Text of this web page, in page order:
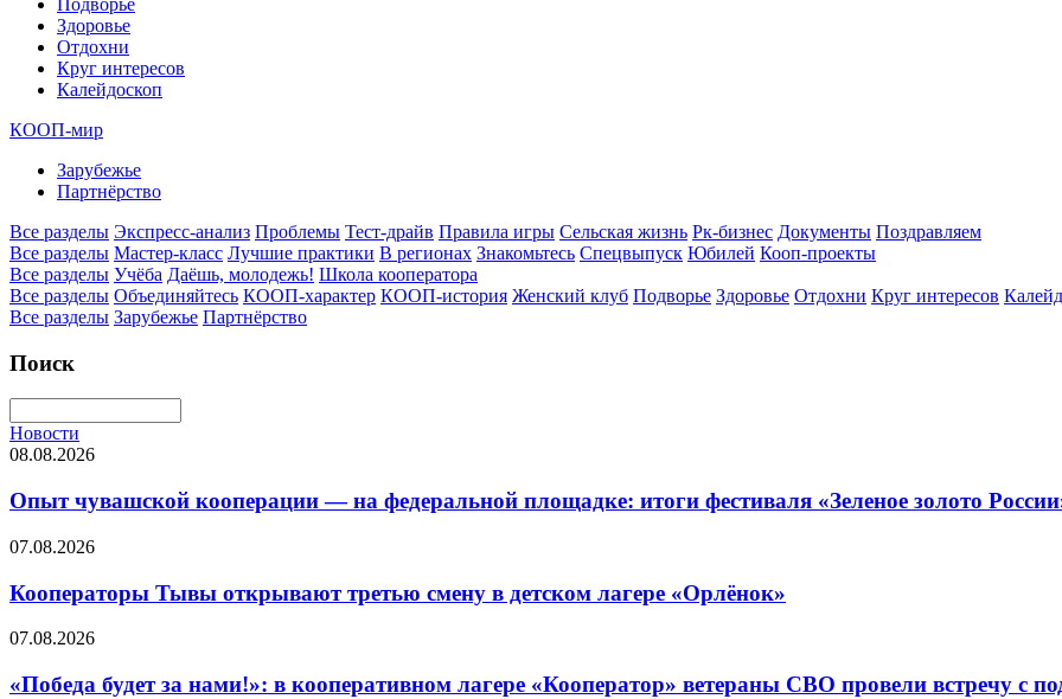
Подворье
Здоровье
Отдохни
Круг интересов
Калейдоскоп
КООП-мир
Зарубежье
Партнёрство
Все разделы Экспресс-анализ Проблемы Тест-драйв Правила игры Сельская жизнь Рк-бизнес Документы Поздравляем
Все разделы Мастер-класс Лучшие практики В регионах Знакомьтесь Спецвыпуск Юбилей Кооп-проекты
Все разделы Учёба Даёшь, молодежь! Школа кооператора
Все разделы Объединяйтесь КООП-характер КООП-история Женский клуб Подворье Здоровье Отдохни Круг интересов
Все разделы Зарубежье Партнёрство
Поиск
Новости
08.08.2026
Опыт чувашской кооперации — на федеральной площадке: итоги фестиваля «Зеленое золото
07.08.2026
Кооператоры Тывы открывают третью смену в детском лагере «Орлёнок»
07.08.2026
«Победа будет за нами!»: в кооперативном лагере «Кооператор» ветераны СВО провели встречу с